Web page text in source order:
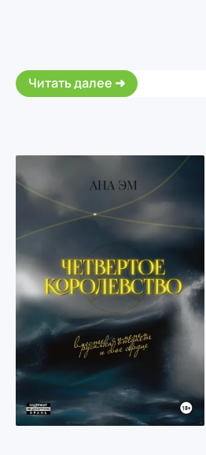
Читать далее